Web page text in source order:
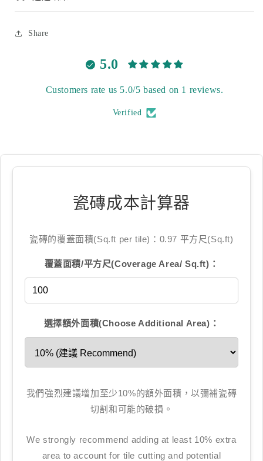
Share
5.0
Customers rate us 5.0/5 based on 1 reviews.
Verified
瓷磚成本計算器
瓷磚的覆蓋面積(Sq.ft per tile)：0.97 平方尺(Sq.ft)
覆蓋面積/平方尺(Coverage Area/ Sq.ft)：
選擇額外面積(Choose Additional Area)：
我們強烈建議增加至少10%的額外面積，以彌補瓷磚
切割和可能的破損。
We strongly recommend adding at least 10% extra
area to account for tile cutting and potential